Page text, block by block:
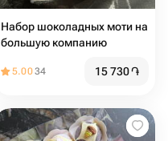
Набор шоколадных моти на
большую компанию
5.0034 15 730֏